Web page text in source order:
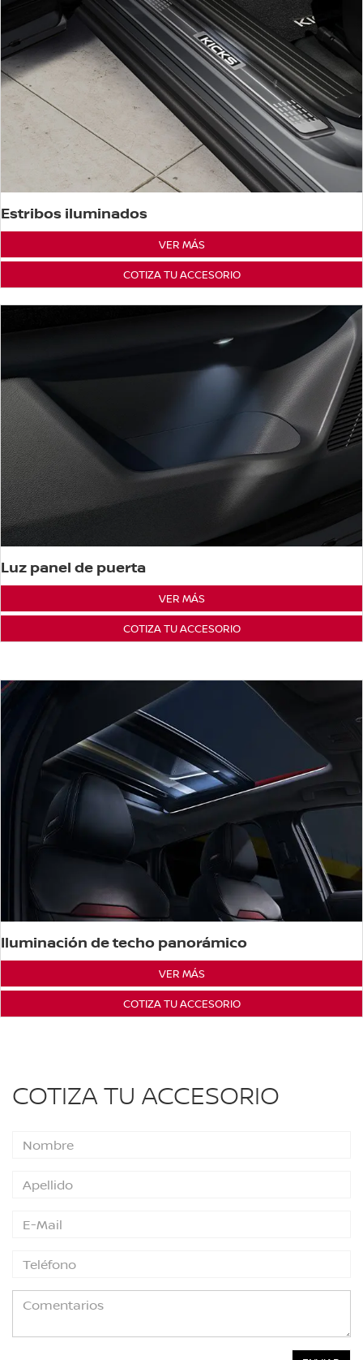
Estribos iluminados
VER MÁS
COTIZA TU ACCESORIO
Luz panel de puerta
VER MÁS
COTIZA TU ACCESORIO
Iluminación de techo panorámico
VER MÁS
COTIZA TU ACCESORIO
COTIZA TU ACCESORIO